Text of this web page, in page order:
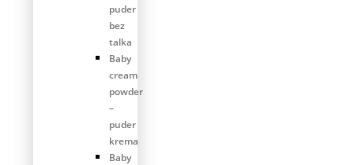
puder
bez
talka
Baby
cream
powder
–
puder
krema
Baby